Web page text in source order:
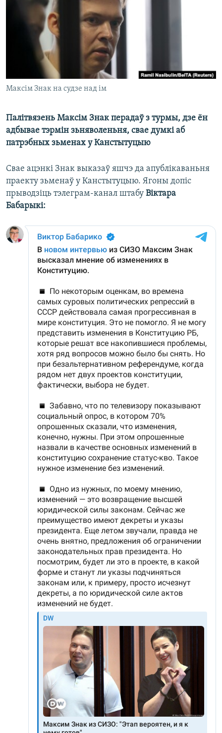
КУЛЬТУРА
КАЛЯНДАР
МОВА
НА ХВАЛЯХ СВАБОДЫ
Максім Знак на судзе над ім
Палітвязень Максім Знак перадаў з турмы, дзе ён
адбывае тэрмін зьняволеньня, свае думкі аб
патрэбных зьменах у Канстытуцыю
Свае ацэнкі Знак выказаў яшчэ да апублікаваньня
праекту зьменаў у Канстытуцыю. Ягоны допіс
прыводзіць тэлеграм-канал штабу Віктара
Бабарыкі: